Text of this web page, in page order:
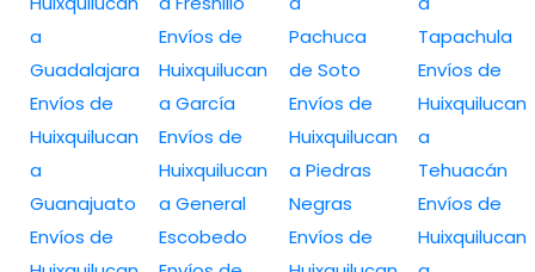
a
Guadalajara
Envíos de
Huixquilucan
a
Guanajuato
Envíos de
Envíos de
Huixquilucan
a García
Envíos de
Huixquilucan
a General
Escobedo
Pachuca
de Soto
Envíos de
Huixquilucan
a Piedras
Negras
Envíos de
Tapachula
Envíos de
Huixquilucan
a
Tehuacán
Envíos de
Huixquilucan